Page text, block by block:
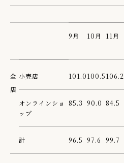
9月 10月 11月
全
店
小売店 101.0100.5106.2
オンラインショ
ップ
85.3 90.0 84.5
計 96.5 97.6 99.7